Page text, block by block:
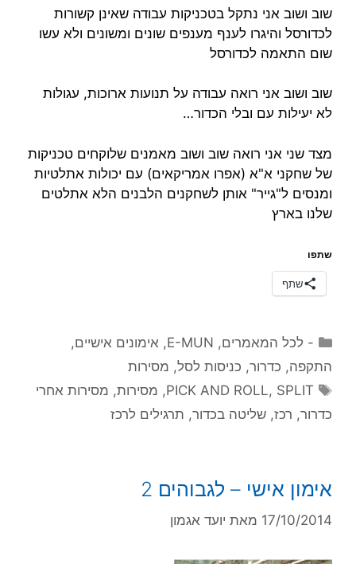
שוב ושוב אני נתקל בטכניקות עבודה שאינן קשורות
לכדורסל והיגרו לענף מענפים שונים ומשונים ולא עשו
שום התאמה לכדורסל
שוב ושוב אני רואה עבודה על תנועות ארוכות, עגולות
לא יעילות עם ובלי הכדור…
מצד שני אני רואה שוב ושוב מאמנים שלוקחים טכניקות
של שחקני א"א (אפרו אמריקאים) עם יכולות אתלטיות
ומנסים ל"גייר" אותן לשחקנים הלבנים הלא אתלטים
שלנו בארץ
שתפו
שתף
קטגוריות
- לכל המאמרים,
E-MUN
, אימונים אישיים,
התקפה, כדרור, כניסות לסל, מסירות
תגיות
PICK AND ROLL, SPLIT
, מסירות, מסירות אחרי
כדרור, רכז, שליטה בכדור, תרגילים לרכז
אימון אישי – לגבוהים 2
17/10/2014 מאת יועד אגמון